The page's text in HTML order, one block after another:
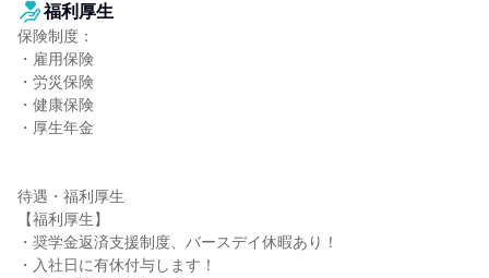
福利厚生
保険制度：
・雇用保険
・労災保険
・健康保険
・厚生年金
待遇・福利厚生
【福利厚生】
・奨学金返済支援制度、バースデイ休暇あり！
・入社日に有休付与します！